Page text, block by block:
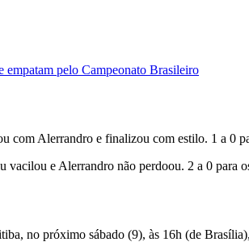
pelo Campeonato Brasileiro
com Alerrandro e finalizou com estilo. 1 a 0
e Alerrandro não perdoou. 2 a 0 para
no próximo sábado (9), às 16h (de